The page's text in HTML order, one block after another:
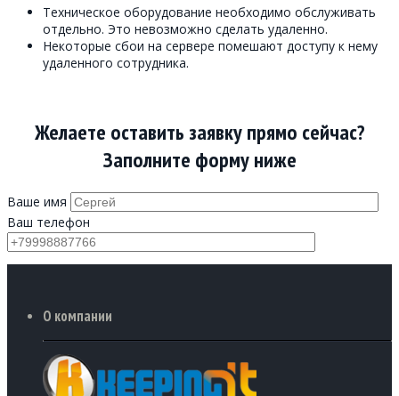
Техническое оборудование необходимо обслуживать
отдельно. Это невозможно сделать удаленно.
Некоторые сбои на сервере помешают доступу к нему
удаленного сотрудника.
Желаете оставить заявку прямо сейчас?
Заполните форму ниже
Ваше имя
Ваш телефон
О компании